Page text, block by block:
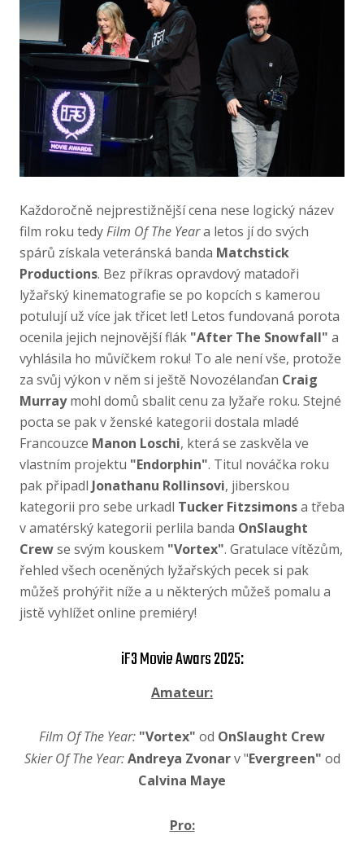
Každoročně nejprestižnější cena nese logický název
film roku tedyFilm Of The Yeara letos jí do svých
spárů získala veteránská banda Matchstick
Productions. Bez příkras opravdový matadoři
lyžařský kinematografie se po kopcích s kamerou
potulují už více jak třicet let! Letos fundovaná porota
ocenila jejich nejnovější flák "After The Snowfall" a
vyhlásila ho můvíčkem roku! To ale není vše, protože
za svůj výkon v něm si ještě Novozélanďan Craig
Murraymohl domů sbalit cenu za lyžaře roku. Stejné
pocta se pak v ženské kategorii dostala mladé
Francouzce Manon Loschi, která se zaskvěla ve
vlastním projektu "Endorphin". Titul nováčka roku
pak připadl Jonathanu Rollinsovi, jiberskou
kategorii pro sebe urkadl Tucker Fitzsimonsa třeba
v amatérský kategorii perlila banda OnSlaught
Crewse svým kouskem "Vortex". Gratulace vítězům,
řehled všech oceněných lyžařských pecek si pak
můžeš prohýřit níže a u některých můžeš pomalu a
jistě vyhlížet online premiéry!
iF3 Movie Awars 2025:
Amateur:
Film Of The Year: "Vortex" od OnSlaught Crew
Skier Of The Year:Andreya Zvonarv "Evergreen" od
Calvina Maye
Pro: